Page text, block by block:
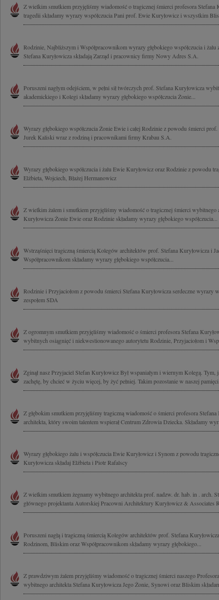
Z wielkim smutkiem przyjęliśmy wiadomość o tragicznej śmierci profesora
tragedii składamy wyrazy współczucia Pani prof. Ewie Kuryłowicz i wszystkim
Rodzinie, Najbliższym i Współpracownikom wyrazy głębokiego współczucia i
Stefana Kuryłowicza składają Zarząd i pracownicy firmy Nowy Adres S.A.
Poruszeni nagłym odejściem, w pełni sił twórczych prof. Stefana Kuryłowicza
akademickiego i Kolegi składamy wyrazy głębokiego współczucia Żonie...
Wyrazy głębokiego współczucia Żonie Ewie i całej Rodzinie z powodu śmierci prof.
Jurek Kaliski wraz z rodziną i pracownikami firmy Krabau S.A.
Wyrazy głębokiego współczucia i żalu Ewie Kuryłowicz oraz Rodzinie z powodu
Elżbieta, Wojciech, Błażej Hermanowicz
Z wielkim żalem i smutkiem przyjęliśmy wiadomość o tragicznej śmierci wybitnego
Kuryłowicza Żonie Ewie oraz Rodzinie składamy wyrazy głębokiego współczucia...
Wstrząśnięci tragiczną śmiercią Kolegów architektów prof. Stefana Kuryłowicza i
Współpracownikom składamy wyrazy głębokiego współczucia...
Rodzinie i Przyjaciołom z powodu śmierci Stefana Kuryłowicza serdeczne wyrazy
zespołem SDA
Z ogromnym smutkiem przyjęliśmy wiadomość o śmierci profesora Stefana
wybitnych osiągnięć i niekwestionowanego autorytetu Rodzinie, Przyjaciołom i
Zginął nasz Przyjaciel Stefan Kuryłowicz Był wspaniałym i wiernym Kolegą. Tym,
zachętę, by chcieć w życiu więcej, by żyć pełniej. Takim pozostanie w naszej
Z głębokim smutkiem przyjęliśmy tragiczną wiadomość o śmierci profesora
architekta, który swoim talentem wspierał Centrum Zdrowia Dziecka. Składamy
Wyrazy głębokiego żalu i współczucia Ewie Kuryłowicz i Synom z powodu
Kuryłowicza składaj Elżbieta i Piotr Rafalscy
Z wielkim smutkiem żegnamy wybitnego architekta prof. nadzw. dr. hab. in . arch.
głównego projektanta Autorskiej Pracowni Architektury Kuryłowicz & Associates
Poruszeni nagłą i tragiczną śmiercią Kolegów architektów prof. Stefana
Rodzinom, Bliskim oraz Współpracownikom składamy wyrazy głębokiego...
Z prawdziwym żalem przyjęliśmy wiadomość o tragicznej śmierci naszego
wybitnego architekta Stefana Kuryłowicza Jego Żonie, Synowi oraz Bliskim